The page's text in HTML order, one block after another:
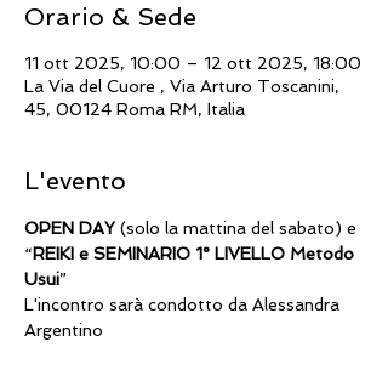
Orario & Sede
11 ott 2025, 10:00 – 12 ott 2025, 18:00
La Via del Cuore , Via Arturo Toscanini,
45, 00124 Roma RM, Italia
L'evento
OPEN DAY (solo la mattina del sabato) e
“REIKI e SEMINARIO 1° LIVELLO Metodo
Usui”
L'incontro sarà condotto da Alessandra
Argentino